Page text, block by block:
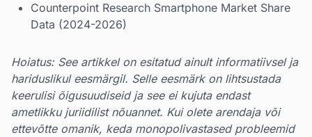
Counterpoint Research Smartphone Market Share
Data (2024-2026)
Hoiatus: See artikkel on esitatud ainult informatiivsel ja
hariduslikul eesmärgil. Selle eesmärk on lihtsustada
keerulisi õigusuudiseid ja see ei kujuta endast
ametlikku juriidilist nõuannet. Kui olete arendaja või
ettevõtte omanik, keda monopolivastased probleemid